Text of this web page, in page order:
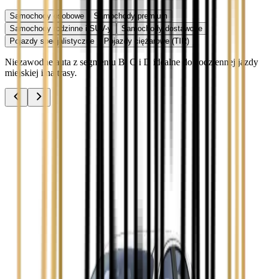
Samochody osobowe
Samochody premium
Samochody rodzinne i SUV-y
Samochody dostawcze
Pojazdy specjalistyczne
Pojazdy ciężarowe (TIR)
Niezawodne auta z segmentu B, C i D idealne do codziennej jazdy
miejskiej i na trasy.